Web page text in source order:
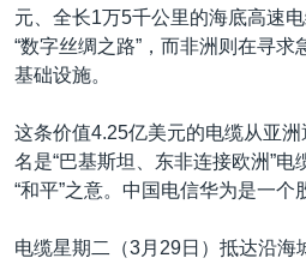
重要讲话与声明
台海两岸关系
关注西藏
关注新疆
GEN Z 看美国
其他语言网站
元、全长1万5千公里的海底高速
“数字丝绸之路”，而非洲则在寻
基础设施。
这条价值4.25亿美元的电缆从亚
名是“巴基斯坦、东非连接欧洲”
“和平”之意。中国电信华为是一个
电缆星期二（3月29日）抵达沿海